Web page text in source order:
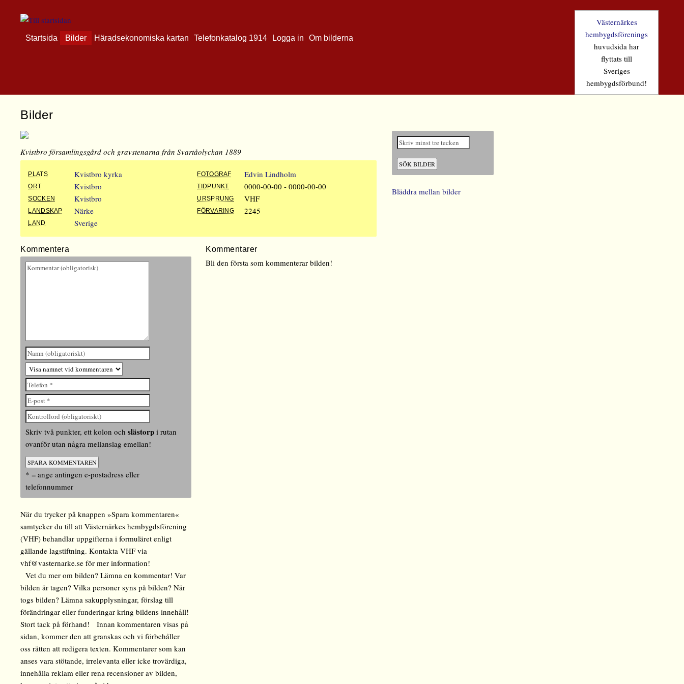
Startsida Bilder Häradsekonomiska kartan Telefonkatalog 1914 Logga in Om bilderna
Västernärkes
hembygdsförenings
huvudsida har
flyttats till
Sveriges
hembygdsförbund!
Bilder
Kvistbro församlingsgård och gravstenarna från Svartåolyckan 1889
PLATS Kvistbro kyrka FOTOGRAF Edvin Lindholm
ORT Kvistbro TIDPUNKT 0000-00-00 - 0000-00-00
SOCKEN Kvistbro URSPRUNG VHF
LANDSKAP Närke FÖRVARING 2245
LAND Sverige
Kommentera
Skriv två punkter, ett kolon ochslästorp i rutan
ovanför utan några mellanslag emellan!
* = ange antingen e-postadress eller
telefonnummer
När du trycker på knappen »Spara kommentaren«
samtycker du till att Västernärkes hembygdsförening
(VHF) behandlar uppgifterna i formuläret enligt
gällande lagstiftning. Kontakta VHF via
vhf@vasternarke.se för mer information!
Vet du mer om bilden? Lämna en kommentar! Var
bilden är tagen? Vilka personer syns på bilden? När
togs bilden? Lämna sakupplysningar, förslag till
förändringar eller funderingar kring bildens innehåll!
Stort tack på förhand! Innan kommentaren visas på
sidan, kommer den att granskas och vi förbehåller
oss rätten att redigera texten. Kommentarer som kan
anses vara stötande, irrelevanta eller icke trovärdiga,
innehålla reklam eller rena recensioner av bilden,
Kommentarer
Bli den första som kommenterar bilden!
Bläddra mellan bilder